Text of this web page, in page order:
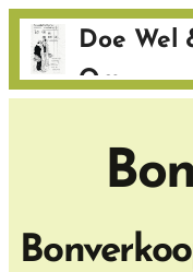
Doe Wel
Om